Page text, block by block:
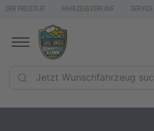
DER FREISTAAT FAHRZEUGVERKAUF SERVICE